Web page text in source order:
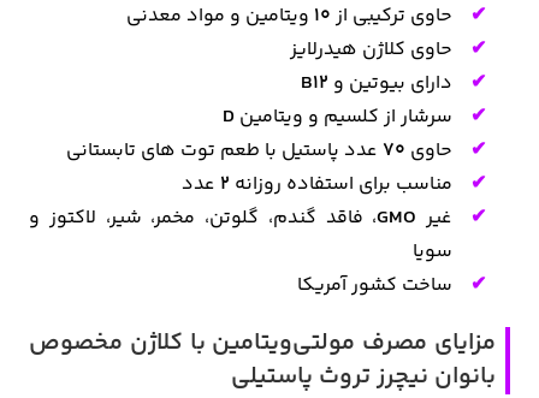
حاوی ترکیبی از10 ویتامین و مواد معدنی
حاوی کلاژن هیدرلایز
دارای بیوتین و B12
سرشار از کلسیم و ویتامین D
حاوی 70 عدد پاستیل با طعم توت های تابستانی
مناسب برای استفاده روزانه 2 عدد
غیر GMO، فاقد گندم، گلوتن، مخمر، شیر، لاکتوز و
سویا
ساخت کشور آمریکا
مزایای مصرف مولتی‌ویتامین با کلاژن مخصوص
بانوان نیچرز تروث پاستیلی